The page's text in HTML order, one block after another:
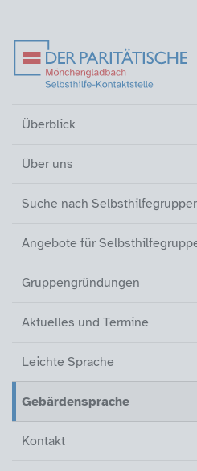
Überblick
Überblick
Über uns
Über uns
Suche nach
Suche nach
Angebote für
Angebote für
Gruppengründungen
Aktuelles und
Aktuelles und Termine
Leichte Sprache
Leichte Sprache
Gebärdensprache
Gebärdensprache
Kontakt
Kontakt